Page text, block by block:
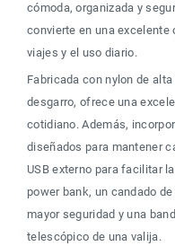
cómoda, organizada y
convierte en una excelente
viajes y el uso diario.
Fabricada con nylon de
desgarro, ofrece una
cotidiano. Además,
diseñados para mantener
USB externo para facilitar
power bank, un candado
mayor seguridad y una
telescópico de una valija.